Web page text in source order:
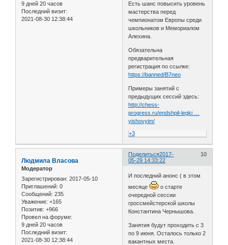
9 дней 20 часов
Последний визит:
2021-08-30 12:38:44
Есть шанс повысить уровень
мастерства перед
чемпионатом Европы среди
школьников и Мемориалом
Алехина.
Обязательна
предварительная
регистрация по ссылке:
https://banned/B7neo
Примеры занятий с
предыдущих сессий здесь:
http://chess-
progress.ru/endshpil-legki …
yishovyim/
+3
Поделиться 10
2017-
05-29 14:33:22
Людмила Власова
Модератор
Зарегистрирован: 2017-05-10
Приглашений: 0
Сообщений: 235
Уважение: +165
Позитив: +966
Провел на форуме:
9 дней 20 часов
Последний визит:
2021-08-30 12:38:44
И последний анонс ( в этом
месяце
о старте
очередной сессии
гроссмейстерской школы
Константина Чернышова.
Занятия будут проходить с 3
по 9 июня. Осталось только 2
вакантных места.